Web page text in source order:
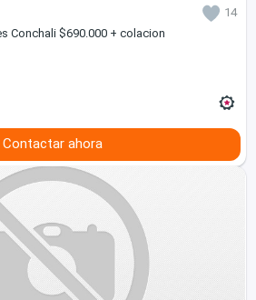
14
Operadores/as Apiladores Conchali $690.000 + colacion
Contactar ahora